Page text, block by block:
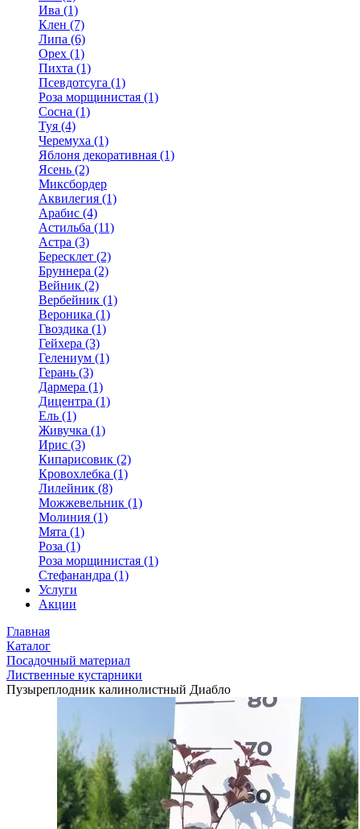
Ива (1)
Клен (7)
Липа (6)
Орех (1)
Пихта (1)
Псевдотсуга (1)
Роза морщинистая (1)
Сосна (1)
Туя (4)
Черемуха (1)
Яблоня декоративная (1)
Ясень (2)
Миксбордер
Аквилегия (1)
Арабис (4)
Астильба (11)
Астра (3)
Бересклет (2)
Бруннера (2)
Вейник (2)
Вербейник (1)
Вероника (1)
Гвоздика (1)
Гейхера (3)
Гелениум (1)
Герань (3)
Дармера (1)
Дицентра (1)
Ель (1)
Живучка (1)
Ирис (3)
Кипарисовик (2)
Кровохлебка (1)
Лилейник (8)
Можжевельник (1)
Молиния (1)
Мята (1)
Роза (1)
Роза морщинистая (1)
Стефанандра (1)
Услуги
Акции
Главная
Каталог
Посадочный материал
Лиственные кустарники
Пузыреплодник калинолистный Диабло